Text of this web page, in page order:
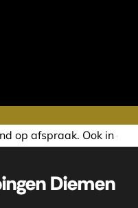
avond of in het
Diemen